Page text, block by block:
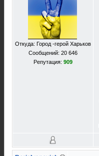
Откуда: Город -герой Харьков
Сообщений: 20 646
Репутация: 909